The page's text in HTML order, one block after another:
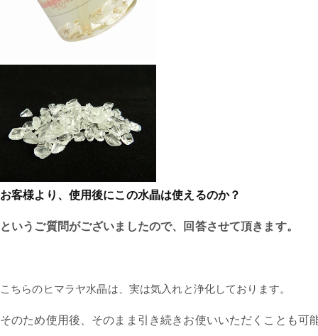
お客様より、使用後にこの水晶は使えるのか？
というご質問がございましたので、回答させて頂きます。
こちらのヒマラヤ水晶は、実は気入れと浄化しております。
そのため使用後、そのまま引き続きお使いいただくことも可